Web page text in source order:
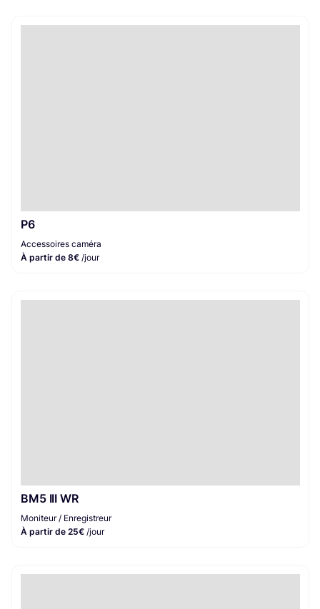
P6
Accessoires caméra
À partir de 8€ /jour
BM5 III WR
Moniteur / Enregistreur
À partir de 25€ /jour